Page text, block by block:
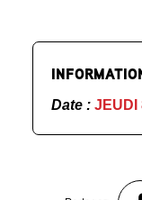
Date : JEUDI